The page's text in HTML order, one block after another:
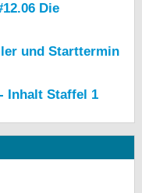
Die
und Starttermin
Inhalt Staffel 1